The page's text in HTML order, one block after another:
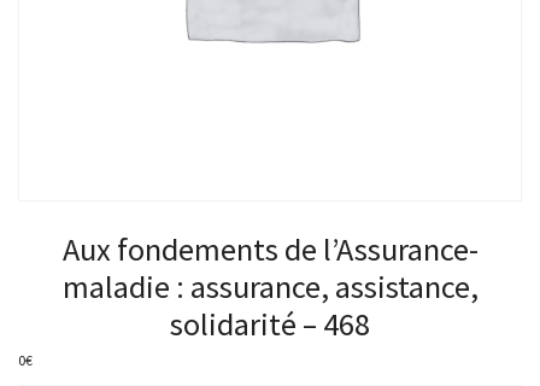
Aux fondements de l’Assurance-
maladie : assurance, assistance,
solidarité – 468
0€